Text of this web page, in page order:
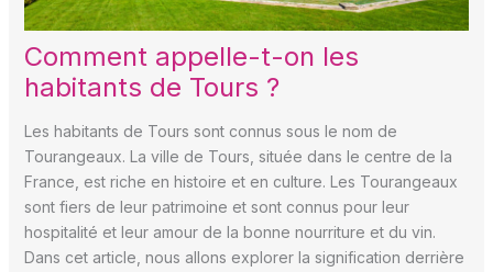
Comment appelle-t-on les
habitants de Tours ?
Les habitants de Tours sont connus sous le nom de
Tourangeaux. La ville de Tours, située dans le centre de la
France, est riche en histoire et en culture. Les Tourangeaux
sont fiers de leur patrimoine et sont connus pour leur
hospitalité et leur amour de la bonne nourriture et du vin.
Dans cet article, nous allons explorer la signification derrière